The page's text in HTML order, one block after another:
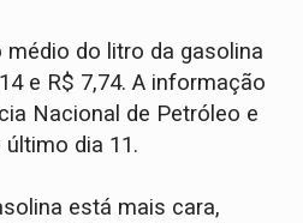
médio do litro da gasolina
e R$ 7,74. A informação
Nacional de Petróleo e
último dia 11.
está mais cara,